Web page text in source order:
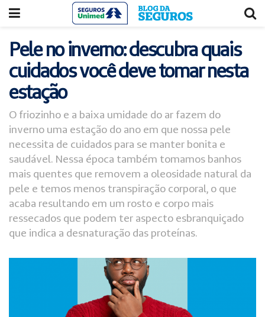
Pele no inverno: descubra quais
cuidados você deve tomar nesta
estação
O friozinho e a baixa umidade do ar fazem do
inverno uma estação do ano em que nossa pele
necessita de cuidados para se manter bonita e
saudável. Nessa época também tomamos banhos
mais quentes que removem a oleosidade natural da
pele e temos menos transpiração corporal, o que
acaba resultando em um rosto e corpo mais
ressecados que podem ter aspecto esbranquiçado
que indica a desnaturação das proteínas.